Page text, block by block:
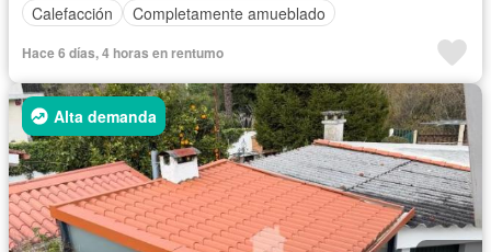
Calefacción
Completamente amueblado
Hace 6 días, 4 horas en rentumo
Alta demanda